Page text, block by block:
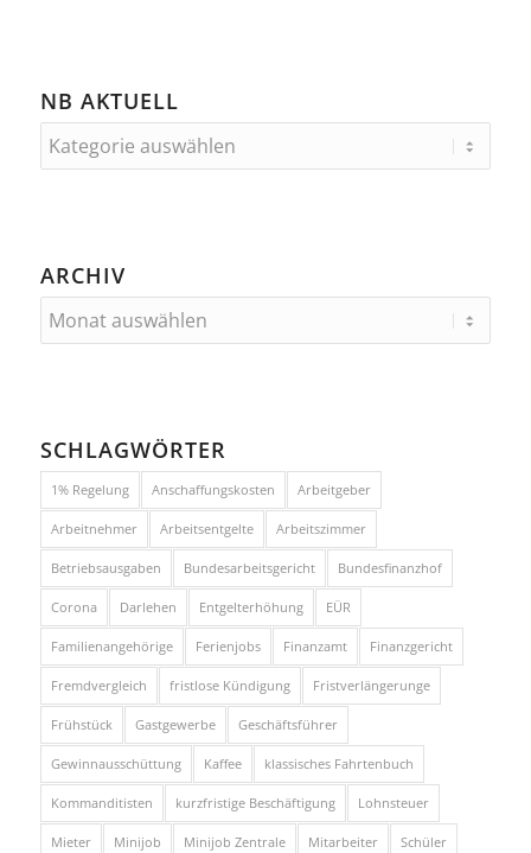
NB AKTUELL
ARCHIV
SCHLAGWÖRTER
1% Regelung Anschaffungskosten Arbeitgeber
Arbeitnehmer Arbeitsentgelte Arbeitszimmer
Betriebsausgaben Bundesarbeitsgericht Bundesfinanzhof
Corona Darlehen Entgelterhöhung EÜR
Familienangehörige Ferienjobs Finanzamt Finanzgericht
Fremdvergleich fristlose Kündigung Fristverlängerunge
Frühstück Gastgewerbe Geschäftsführer
Gewinnausschüttung Kaffee klassisches Fahrtenbuch
Kommanditisten kurzfristige Beschäftigung Lohnsteuer
Mieter Minijob Minijob Zentrale Mitarbeiter Schüler